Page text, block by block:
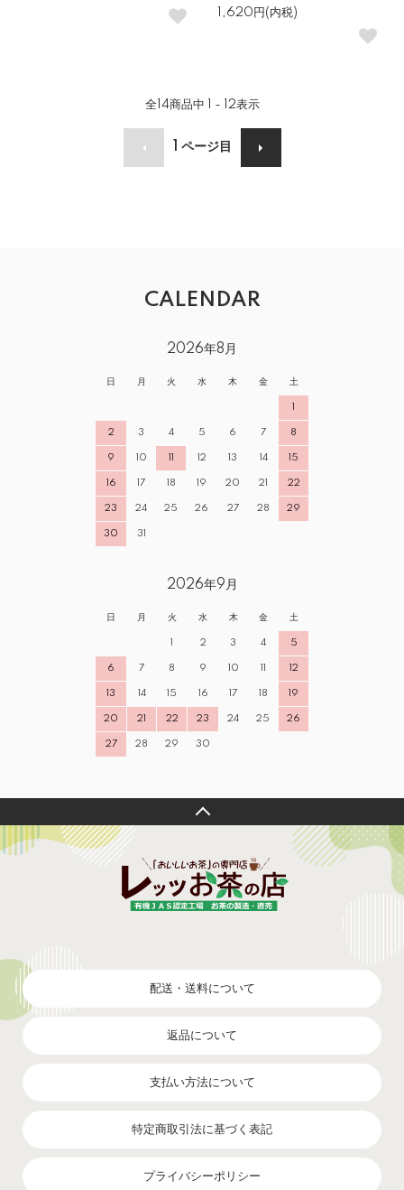
1,620円(内税)
全14商品中 1 - 12表示
ページ目
CALENDAR
2026年8月
日 月 火 水 木 金 土
1
2 3 4 5 6 7 8
9 10 11 12 13 14 15
16 17 18 19 20 21 22
23 24 25 26 27 28 29
30 31
2026年9月
日 月 火 水 木 金 土
1 2 3 4 5
6 7 8 9 10 11 12
13 14 15 16 17 18 19
20 21 22 23 24 25 26
27 28 29 30
配送・送料について
返品について
支払い方法について
特定商取引法に基づく表記
プライバシーポリシー